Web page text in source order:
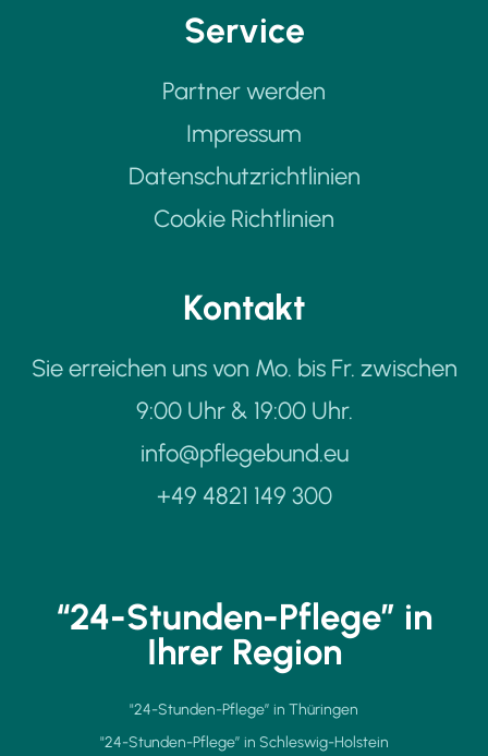
Kontakt
Sie erreichen uns von Mo. bis Fr. zwischen
9:00 Uhr & 19:00 Uhr.
info@pflegebund.eu
+49 4821 149 300
Service
Partner werden
Impressum
Datenschutzrichtlinien
Cookie Richtlinien
“24-Stunden-Pflege” in
Ihrer Region
"24-Stunden-Pflege” in Thüringen
"24-Stunden-Pflege” in Schleswig-Holstein